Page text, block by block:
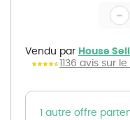
gallery
Vendu par House
1136 avis sur
-
1 autre offre